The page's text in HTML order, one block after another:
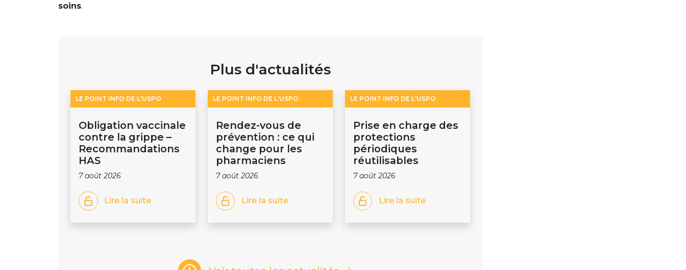
soins.
Plus d'actualités
LE POINT INFO DE L'USPO
Obligation vaccinale
contre la grippe –
Recommandations
HAS
7 août 2026
Lire la suite
LE POINT INFO DE L'USPO
Rendez-vous de
prévention : ce qui
change pour les
pharmaciens
7 août 2026
Lire la suite
LE POINT INFO DE L'USPO
Prise en charge des
protections
périodiques
réutilisables
7 août 2026
Lire la suite